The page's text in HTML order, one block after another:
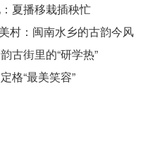
夏播移栽插秧忙
村：闽南水乡的古韵今风
古街里的“研学热”
格“最美笑容”